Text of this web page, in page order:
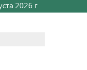
2026 г